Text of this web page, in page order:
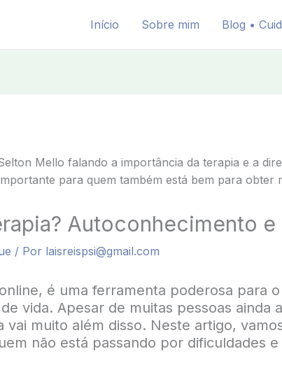
Início Sobre mim Blog •
Autoconhecimento
/ Por laisreispsi@gmail.com
é uma ferramenta poderosa para
vida. Apesar de muitas pessoas ainda
vai muito além disso. Neste artigo,
não está passando por dificuldades